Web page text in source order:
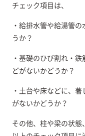
チェック項目は、
・給排水管や給湯管
うか？
・基礎のひび割れ・
どがないかどうか？
・土台や床などに、
がないかどうか？
その他、柱や梁の状態